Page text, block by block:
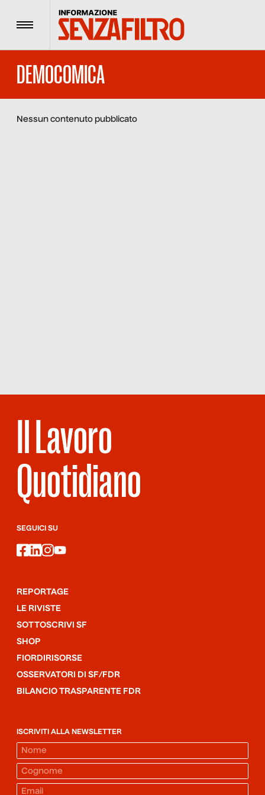
Menu
DEMOCOMICA
Nessun contenuto pubblicato
Il Lavoro
Quotidiano
SEGUICI SU
facebook
linkedin
instagram
youtube
REPORTAGE
LE RIVISTE
SOTTOSCRIVI SF
SHOP
FIORDIRISORSE
OSSERVATORI DI SF/FDR
BILANCIO TRASPARENTE FDR
ISCRIVITI ALLA NEWSLETTER